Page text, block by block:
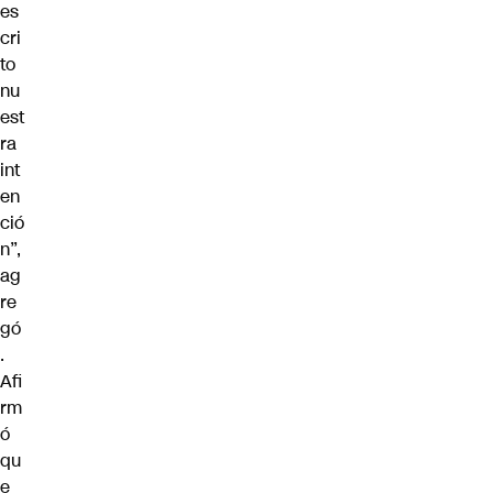
es
cri
to
nu
est
ra
int
en
ció
n”,
ag
re
gó
.
Afi
rm
ó
qu
e